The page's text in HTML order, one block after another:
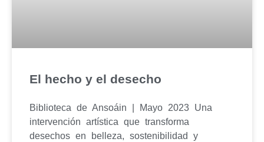
El hecho y el desecho
Biblioteca de Ansoáin | Mayo 2023 Una
intervención artística que transforma
desechos en belleza, sostenibilidad y